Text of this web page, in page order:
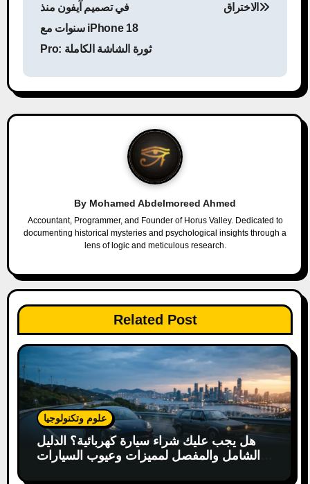
n
a
a
i
o
n
في تصميم آيفون منذ
سنوات مع iPhone 18
Pro: ثورة الشاشة الكاملة
الاختراق
By Mohamed Abdelmoreed Ahmed
Accountant, Programmer, and Founder of Horus Valley. Dedicated to
documenting historical mysteries and psychological insights through a
lens of logic and meticulous research.
Related Post
علوم وتكنولوجيا
هل يجب عليك شراء سيارة كهربائية؟ الدليل
الشامل والمفصل لمميزات وعيوب السيارات